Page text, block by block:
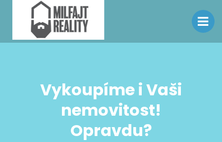
Vykoupíme i Vaši
nemovitost!
Opravdu?